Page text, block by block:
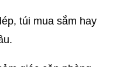
túi mua sắm hay